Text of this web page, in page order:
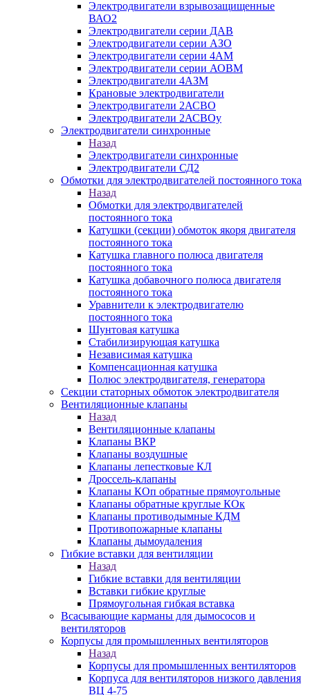
Электродвигатели взрывозащищенные
ВАО2
Электродвигатели серии ДАВ
Электродвигатели серии АЗО
Электродвигатели серии 4АМ
Электродвигатели серии АОВМ
Электродвигатели 4АЗМ
Крановые электродвигатели
Электродвигатели 2АСВО
Электродвигатели 2АСВОу
Электродвигатели синхронные
Назад
Электродвигатели синхронные
Электродвигатели СД2
Обмотки для электродвигателей постоянного тока
Назад
Обмотки для электродвигателей
постоянного тока
Катушки (секции) обмоток якоря двигателя
постоянного тока
Катушка главного полюса двигателя
постоянного тока
Катушка добавочного полюса двигателя
постоянного тока
Уравнители к электродвигателю
постоянного тока
Шунтовая катушка
Стабилизирующая катушка
Независимая катушка
Компенсационная катушка
Полюс электродвигателя, генератора
Секции статорных обмоток электродвигателя
Вентиляционные клапаны
Назад
Вентиляционные клапаны
Клапаны ВКР
Клапаны воздушные
Клапаны лепестковые КЛ
Дроссель-клапаны
Клапаны КОп обратные прямоугольные
Клапаны обратные круглые КОк
Клапаны противодымные КДМ
Противопожарные клапаны
Клапаны дымоудаления
Гибкие вставки для вентиляции
Назад
Гибкие вставки для вентиляции
Вставки гибкие круглые
Прямоугольная гибкая вставка
Всасывающие карманы для дымососов и
вентиляторов
Корпусы для промышленных вентиляторов
Назад
Корпусы для промышленных вентиляторов
Корпуса для вентиляторов низкого давления
ВЦ 4-75